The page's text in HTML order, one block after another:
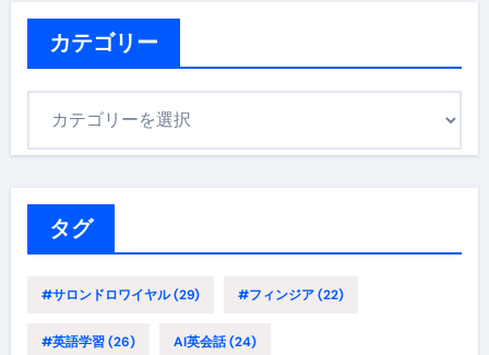
カテゴリー
タグ
#サロンドロワイヤル(29) #フィンジア(22)
#英語学習(26) AI英会話(24)